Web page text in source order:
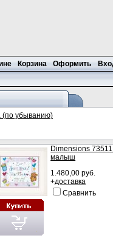
Корзина Оформить
(по убыванию)
Dimensions
малыш
1.480,00 руб.
+доставка
Сравнить